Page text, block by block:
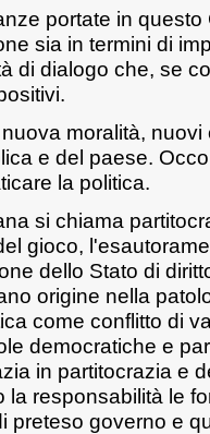
portate in
sia in termini di
di dialogo che, se
moralità,
e del paese.
la politica.
si chiama
gioco,
dello Stato di
origine nella
come conflitto di
democratiche e
in partitocrazia e
la responsabilità le
preteso governo e